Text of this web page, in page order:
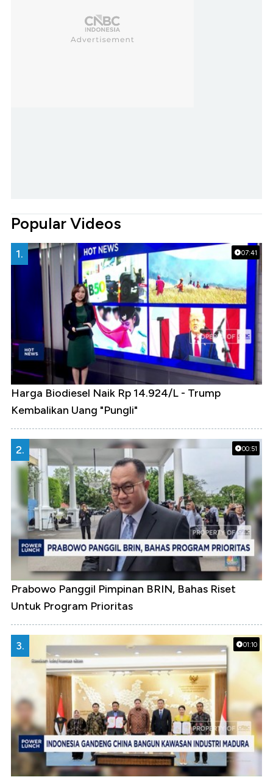
Popular Videos
07:41
1.
Harga Biodiesel Naik Rp 14.924/L - Trump
Kembalikan Uang "Pungli"
00:51
2.
Prabowo Panggil Pimpinan BRIN, Bahas Riset
Untuk Program Prioritas
01:10
3.